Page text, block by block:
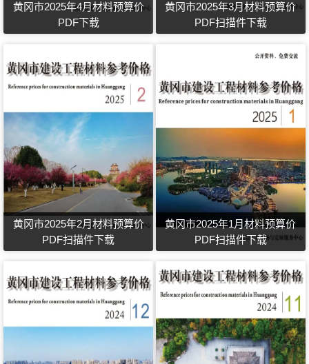
黄冈市2025年4月材料预算价
PDF下载
黄冈市2025年3月材料预算价
PDF扫描件下载
黄冈市2025年2月材料预算价
PDF扫描件下载
黄冈市2025年1月材料预算价
PDF扫描件下载